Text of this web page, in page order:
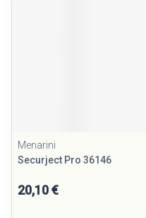
Menarini
Securject Pro 36146
20,10 €